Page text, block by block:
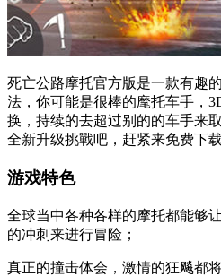
死亡公路摩托官方版是一款有趣
法，你可能是很棒的麾托车手，
换，持续的去超过别的的车手来
全新升级挑戰吧，赶紧来免费下载
游戏特色
全球当中各种各样的摩托都能够
的冲刺来进行冒险；
真正的撞击体会，激情的狂飚都